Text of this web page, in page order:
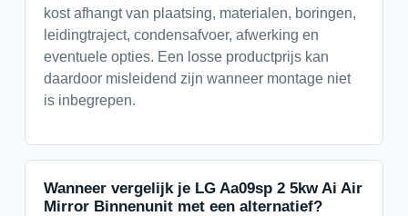
kost afhangt van plaatsing, materialen, boringen,
leidingtraject, condensafvoer, afwerking en
eventuele opties. Een losse productprijs kan
daardoor misleidend zijn wanneer montage niet
is inbegrepen.
Wanneer vergelijk je LG Aa09sp 2 5kw Ai Air
Mirror Binnenunit met een alternatief?